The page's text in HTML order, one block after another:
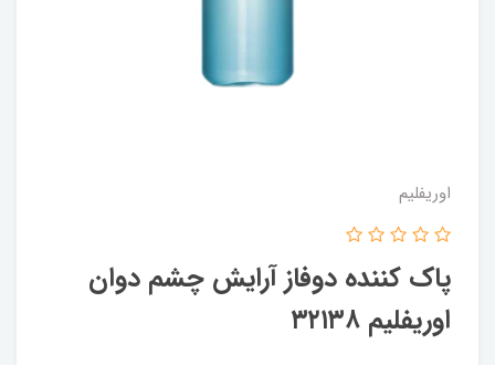
اوریفلیم
پاک کننده دوفاز آرایش چشم دوان
اوریفلیم ۳۲۱۳۸